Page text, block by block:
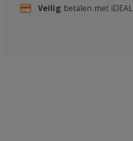
Veilig betalen met iDEAL